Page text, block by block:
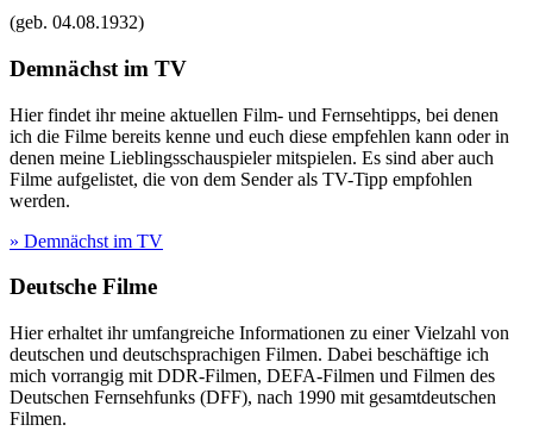
(geb. 04.08.1932)
Demnächst im TV
Hier findet ihr meine aktuellen Film- und Fernsehtipps, bei denen
ich die Filme bereits kenne und euch diese empfehlen kann oder in
denen meine Lieblingsschauspieler mitspielen. Es sind aber auch
Filme aufgelistet, die von dem Sender als TV-Tipp empfohlen
werden.
» Demnächst im TV
Deutsche Filme
Hier erhaltet ihr umfangreiche Informationen zu einer Vielzahl von
deutschen und deutschsprachigen Filmen. Dabei beschäftige ich
mich vorrangig mit DDR-Filmen, DEFA-Filmen und Filmen des
Deutschen Fernsehfunks (DFF), nach 1990 mit gesamtdeutschen
Filmen.